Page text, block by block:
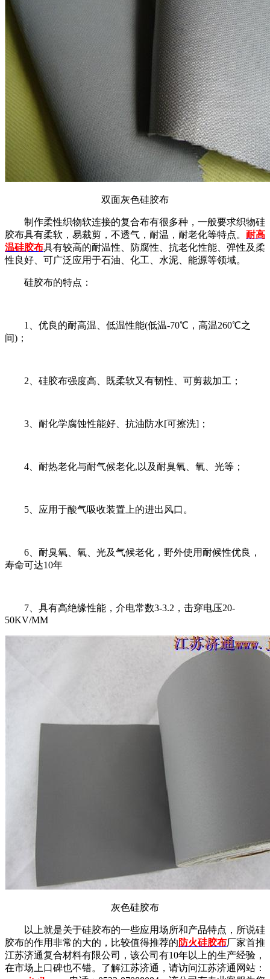
双面灰色硅胶布
制作柔性织物软连接的复合布有很多种，一般要求织物硅
胶布具有柔软，易裁剪，不透气，耐温，耐老化等特点。 耐高
温硅胶布具有较高的耐温性、防腐性、抗老化性能、弹性及柔
性良好、可广泛应用于石油、化工、水泥、能源等领域。
硅胶布的特点：
1、优良的耐高温、低温性能(低温-70℃，高温260℃之
间)；
2、硅胶布强度高、既柔软又有韧性、可剪裁加工；
3、耐化学腐蚀性能好、抗油防水[可擦洗]；
4、耐热老化与耐气候老化,以及耐臭氧、氧、光等；
5、应用于酸气吸收装置上的进出风口。
6、耐臭氧、氧、光及气候老化，野外使用耐候性优良，
寿命可达10年
7、具有高绝缘性能，介电常数3-3.2，击穿电压20-
50KV/MM
灰色硅胶布
以上就是关于硅胶布的一些应用场所和产品特点，所说硅
胶布的作用非常的大的，比较值得推荐的 防火硅胶布厂家首推
江苏济通复合材料有限公司，该公司有10年以上的生产经验，
在市场上口碑也不错。了解江苏济通，请访问江苏济通网站：